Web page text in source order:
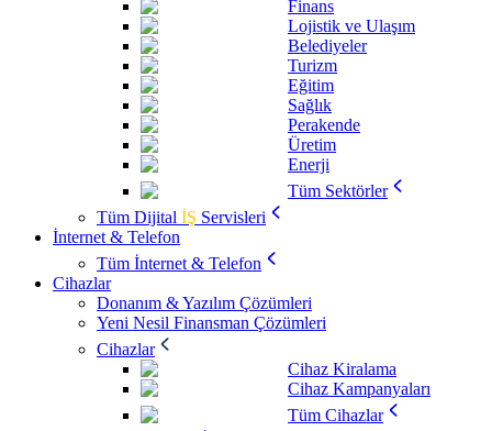
Finans
Lojistik ve Ulaşım
Belediyeler
Turizm
Eğitim
Sağlık
Perakende
Üretim
Enerji
Tüm Sektörler
Tüm Dijital İŞ Servisleri
İnternet & Telefon
Tüm İnternet & Telefon
Cihazlar
Donanım & Yazılım Çözümleri
Yeni Nesil Finansman Çözümleri
Cihazlar
Cihaz Kiralama
Cihaz Kampanyaları
Tüm Cihazlar